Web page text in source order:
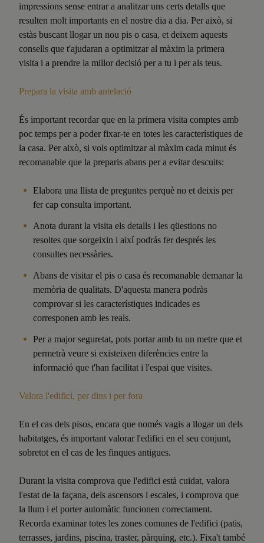
impressions sense entrar a analitzar uns certs detalls que
resulten molt importants en el nostre dia a dia. Per això, si
estàs buscant llogar un nou pis o casa, et deixem aquests
consells que t'ajudaran a optimitzar al màxim la primera
visita i a prendre la millor decisió per a tu i per als teus.
Prepara la visita amb antelació
És important recordar que en la primera visita comptes amb
poc temps per a poder fixar-te en totes les característiques de
la casa. Per això, si vols optimitzar al màxim cada minut és
recomanable que la preparis abans per a evitar descuits:
Elabora una llista de preguntes perquè no et deixis per
fer cap consulta important.
Anota durant la visita els detalls i les qüestions no
resoltes que sorgeixin i així podrás fer després les
consultes necessàries.
Abans de visitar el pis o casa és recomanable demanar la
memòria de qualitats. D'aquesta manera podràs
comprovar si les característiques indicades es
corresponen amb les reals.
Per a major seguretat, pots portar amb tu un metre que et
permetrà veure si existeixen diferències entre la
informació que t'han facilitat i l'espai que visites.
Valora l'edifici, per dins i per fora
En el cas dels pisos, encara que només vagis a llogar un dels
habitatges, és important valorar l'edifici en el seu conjunt,
sobretot en el cas de les finques antigues.
Durant la visita comprova que l'edifici està cuidat, valora
l'estat de la façana, dels ascensors i escales, i comprova que
la llum i el porter automàtic funcionen correctament.
Recorda examinar totes les zones comunes de l'edifici (patis,
terrasses, jardins, piscina, traster, pàrquing, etc.). Fixa't també